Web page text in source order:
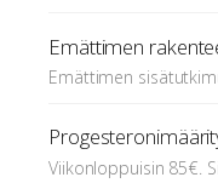
Emättimen
Emättimen
Viikonloppuisin 85€.